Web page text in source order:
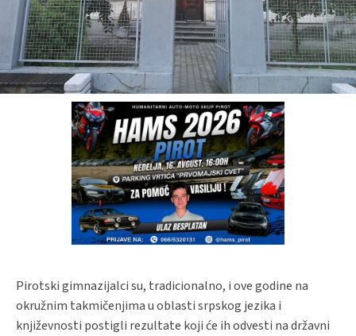
Pirotski gimnazijalci su, tradicionalno, i ove godine na
okružnim takmičenjima u oblasti srpskog jezika i
književnosti postigli rezultate koji će ih odvesti na državni